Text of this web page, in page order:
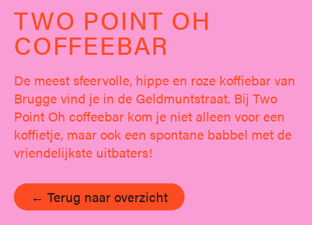
TWO POINT OH
COFFEEBAR
De meest sfeervolle, hippe en roze koffiebar van
Brugge vind je in de Geldmuntstraat. Bij Two
Point Oh coffeebar kom je niet alleen voor een
koffietje, maar ook een spontane babbel met de
vriendelijkste uitbaters!
← Terug naar overzicht